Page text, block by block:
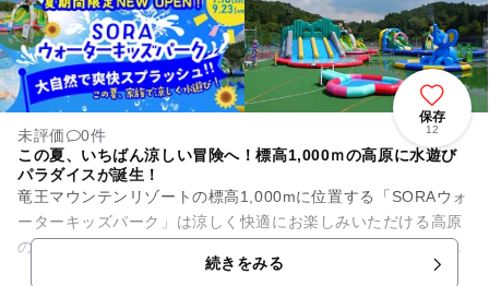
保存
12
未評価
0件
この夏、いちばん涼しい冒険へ！標高1,000ｍの高原に水遊び
パラダイスが誕生！
竜王マウンテンリゾートの標高1,000mに位置する「SORAウォ
ーターキッズパーク」は涼しく快適にお楽しみいただける高原
の水遊びエリアです。施設内には、全長約25mの大型スライダ
続きをみる